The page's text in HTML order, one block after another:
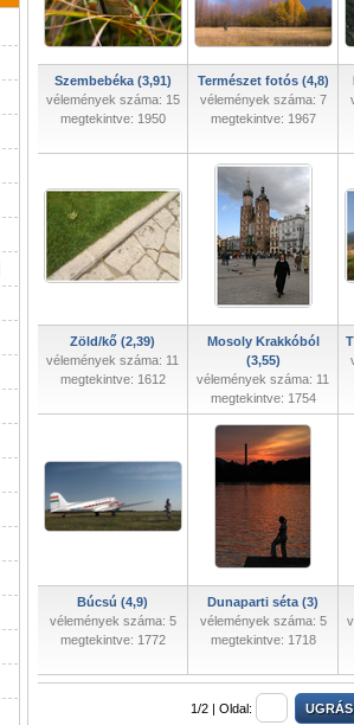
Szembebéka (3,91)
vélemények száma: 15
megtekintve: 1950
Természet fotós (4,8)
vélemények száma: 7
megtekintve: 1967
Zöld/kő (2,39)
vélemények száma: 11
megtekintve: 1612
Mosoly Krakkóból
(3,55)
vélemények száma: 11
megtekintve: 1754
Búcsú (4,9)
vélemények száma: 5
megtekintve: 1772
Dunaparti séta (3)
vélemények száma: 5
megtekintve: 1718
1/2 | Oldal: